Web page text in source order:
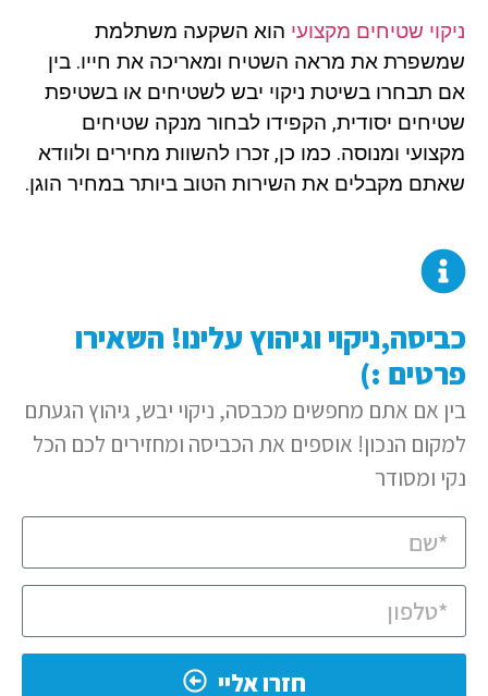
ניקוי שטיחים מקצועי הוא השקעה משתלמת
שמשפרת את מראה השטיח ומאריכה את חייו. בין
אם תבחרו בשיטת ניקוי יבש לשטיחים או בשטיפת
שטיחים יסודית, הקפידו לבחור מנקה שטיחים
מקצועי ומנוסה. כמו כן, זכרו להשוות מחירים ולוודא
שאתם מקבלים את השירות הטוב ביותר במחיר הוגן.
כביסה,ניקוי וגיהוץ עלינו! השאירו
פרטים :)
בין אם אתם מחפשים מכבסה, ניקוי יבש, גיהוץ הגעתם
למקום הנכון! אוספים את הכביסה ומחזירים לכם הכל
נקי ומסודר
חזרו אליי